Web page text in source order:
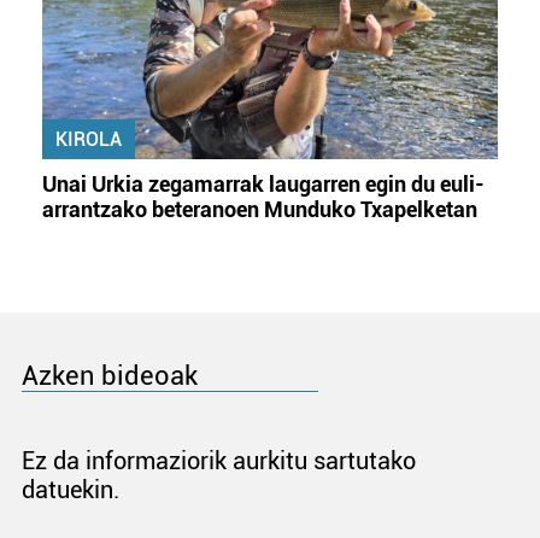
KIROLA
Unai Urkia zegamarrak laugarren egin du euli-
arrantzako beteranoen Munduko Txapelketan
Azken bideoak
Ez da informaziorik aurkitu sartutako
datuekin.